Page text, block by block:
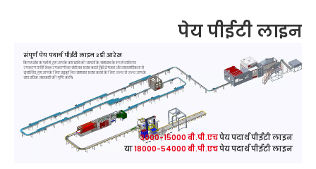
पेय पीईटी लाइन
3000-15000 बी.पी.एचपेय पदार्थ पीईटी लाइन
या18000-54000 बी.पी.एचपेय पदार्थ पीईटी लाइन
संपूर्ण पेय पदार्थ पीईटी लाइन 3डी आरेख
किंग मशीन कंपनी में, हम आपके कारखाने की जरूरतों के समाधान के रूप में व्यक्तिगत
उपकरण या विभिन्न उपकरणों का संयोजन प्रदान करते हैं।विशेषज्ञता और व्यावसायिकता से
सुसज्जित, हम आपके लिए अनुकूलित समाधान प्रदान करने के लिए जल्द से जल्द आपके
साथ अधिक जानकारी की पुष्टि करेंगे।